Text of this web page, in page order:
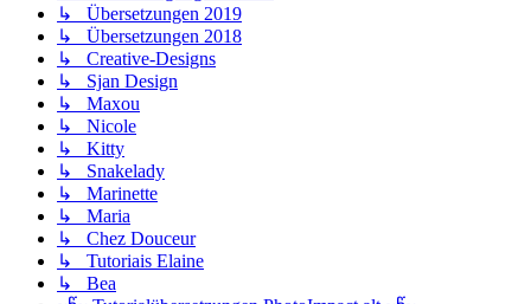
↳ Übersetzungen 2019
↳ Übersetzungen 2018
↳ Creative-Designs
↳ Sjan Design
↳ Maxou
↳ Nicole
↳ Kitty
↳ Snakelady
↳ Marinette
↳ Maria
↳ Chez Douceur
↳ Tutoriais Elaine
↳ Bea